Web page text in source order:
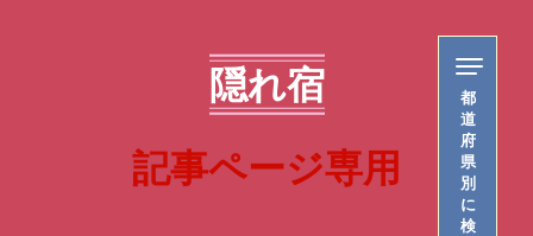
都
道
府
県
別
に
検
隠れ宿
記事ページ専用